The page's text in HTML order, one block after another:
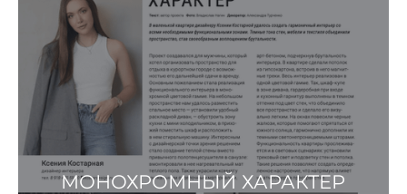
МОНОХРОМНЫЙ ХАРАКТЕР